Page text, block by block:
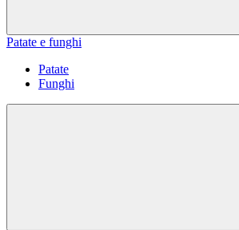
Patate e funghi
Patate
Funghi